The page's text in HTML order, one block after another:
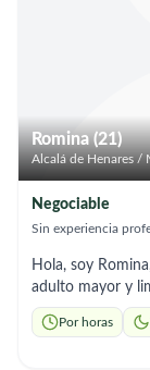
Romina (21)
Alcalá de Henares /
Negociable
Sin experiencia
Hola, soy
adulto mayor y
Por horas